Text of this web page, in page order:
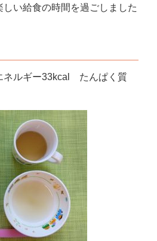
い給食の時間を過ごしました
ネルギー33kcal たんぱく質